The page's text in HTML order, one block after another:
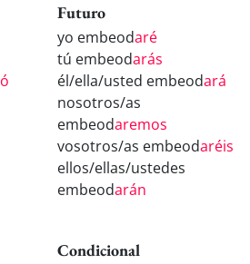
ó
Futuro
yo embeodaré
tú embeodarás
él/ella/usted embeodará
nosotros/as
embeodaremos
vosotros/as embeodaréis
ellos/ellas/ustedes
embeodarán
Condicional